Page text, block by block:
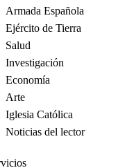
Armada Española
Ejército de Tierra
Salud
Investigación
Economía
Arte
Iglesia Católica
Noticias del lector